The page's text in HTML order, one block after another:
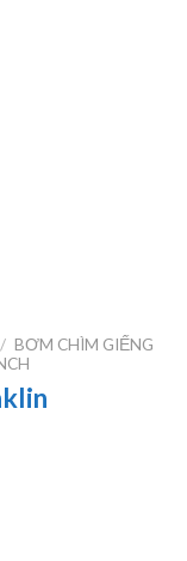
/ BƠM CHÌM GIẾNG